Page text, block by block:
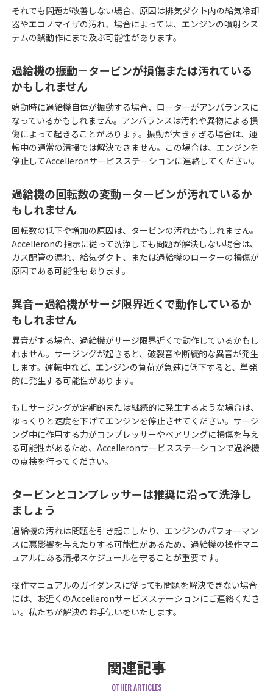
デジタルソリューションに
ついて
その他会社に対して
それでも問題が改善しない場合、原因は排気ダクト内の給気冷却
器やエコノマイザの汚れ、場合によっては、エンジンの噴射シス
テムの誤動作にまで及ぶ可能性があります。
過給機の振動－タービンが損傷または汚れている
かもしれません
始動時に過給機自体が振動する場合、ローターがアンバランスに
なっているかもしれません。アンバランスは汚れや異物による損
傷によって起きることがあります。振動が大きすぎる場合は、運
転中の通常の清掃では解決できません。この場合は、エンジンを
停止してAccelleronサービスステーションに連絡してください。
過給機の回転数の変動－タービンが汚れているか
もしれません
回転数の低下や増加の原因は、タービンの汚れかもしれません。
Accelleronの指示に従って洗浄しても問題が解決しない場合は、
ガス配管の漏れ、給気ダクト、または過給機のローターの損傷が
原因である可能性もあります。
異音－過給機がサージ限界近くで動作しているか
もしれません
異音がする場合、過給機がサージ限界近くで動作しているかもし
れません。サージングが起きると、破裂音や断続的な異音が発生
します。運転中など、エンジンの負荷が急速に低下すると、単発
的に発生する可能性があります。
もしサージングが定期的または継続的に発生するような場合は、
ゆっくりと速度を下げてエンジンを停止させてください。サージ
ング中に作用する力がコンプレッサーやベアリングに損傷を与え
る可能性があるため、Accelleronサービスステーションで過給機
の点検を行ってください。
タービンとコンプレッサーは推奨に沿って洗浄し
ましょう
過給機の汚れは問題を引き起こしたり、エンジンのパフォーマン
スに悪影響を与えたりする可能性があるため、過給機の操作マニ
ュアルにある清掃スケジュールを守ることが重要です。
操作マニュアルのガイダンスに従っても問題を解決できない場合
には、お近くのAccelleronサービスステーションにご連絡くださ
い。私たちが解決のお手伝いをいたします。
関連記事
OTHER ARTICLES